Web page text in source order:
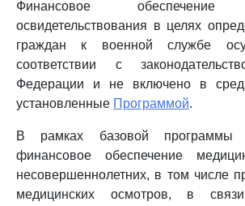
Финансовое обеспечение
освидетельствования в целях
граждан к военной службе
соответствии с
Федерации и не включено в
установленные Программой.
В рамках базовой программы
финансовое обеспечение
несовершеннолетних, в том числе
медицинских осмотров, в